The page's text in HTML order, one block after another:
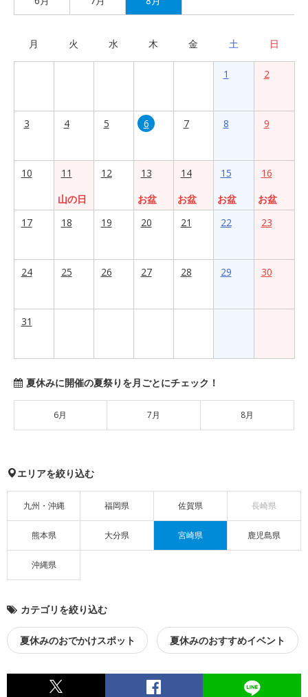
月 火 水 木 金 土 日
1 2
3 4 5 6 7 8 9
10
11
山の日
12
13
お盆
14
お盆
15
お盆
16
お盆
17
18 19 20 21 22 23
24 25 26 27 28 29 30
31
夏休みに開催の夏祭りを月ごとにチェック！
6月 7月 8月
エリアを絞り込む
九州・沖縄 福岡県 佐賀県 長崎県
熊本県 大分県 宮崎県 鹿児島県
沖縄県
カテゴリを絞り込む
夏休みのおでかけスポット 夏休みのおすすめイベント